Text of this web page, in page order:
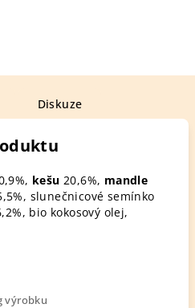
Diskuze
kešu 20,6%, mandle
slunečnicové semínko
bio kokosový olej,
výrobku